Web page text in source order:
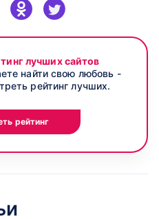
лучших сайтов
найти свою любовь -
рейтинг лучших.
рейтинг